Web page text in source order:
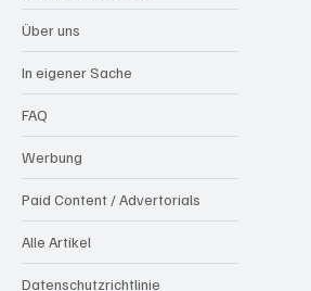
Über uns
In eigener Sache
FAQ
Werbung
Paid Content / Advertorials
Alle Artikel
Datenschutzrichtlinie